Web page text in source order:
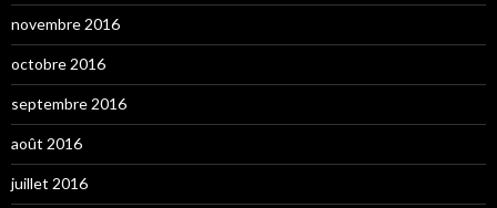
novembre 2016
octobre 2016
septembre 2016
août 2016
juillet 2016